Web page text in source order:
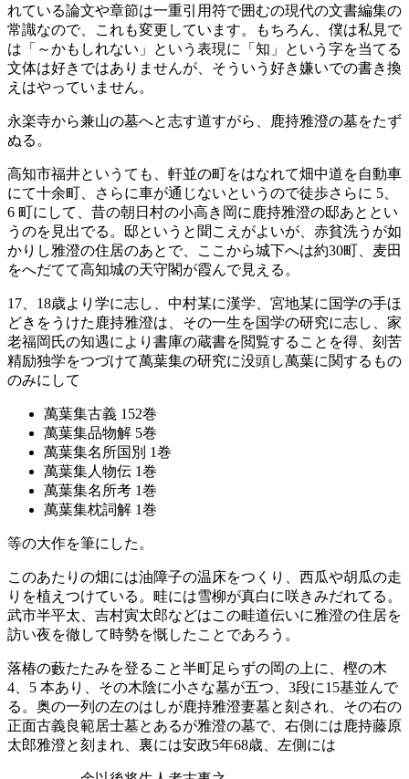
れている論文や章節は一重引用符で囲むの現代の文書編集の
常識なので、これも変更しています。もちろん、僕は私見で
は「～かもしれない」という表現に「知」という字を当てる
文体は好きではありませんが、そういう好き嫌いでの書き換
えはやっていません。
永楽寺から兼山の墓へと志す道すがら、鹿持雅澄の墓をたず
ぬる。
高知市福井というても、軒並の町をはなれて畑中道を自動車
にて十余町、さらに車が通じないというので徒歩さらに 5、
6 町にして、昔の朝日村の小高き岡に鹿持雅澄の邸あととい
うのを見出でる。邸というと聞こえがよいが、赤貧洗うが如
かりし雅澄の住居のあとで、ここから城下へは約30町、麦田
をへだてて高知城の天守閣が霞んで見える。
17、18歳より学に志し、中村某に漢学、宮地某に国学の手ほ
どきをうけた鹿持雅澄は、その一生を国学の研究に志し、家
老福岡氏の知遇により書庫の蔵書を閲覧することを得、刻苦
精励独学をつづけて萬葉集の研究に没頭し萬葉に関するもの
のみにして
萬葉集古義 152巻
萬葉集品物解 5巻
萬葉集名所国別 1巻
萬葉集人物伝 1巻
萬葉集名所考 1巻
萬葉集枕詞解 1巻
等の大作を筆にした。
このあたりの畑には油障子の温床をつくり、西瓜や胡瓜の走
りを植えつけている。畦には雪柳が真白に咲きみだれてる。
武市半平太、吉村寅太郎などはこの畦道伝いに雅澄の住居を
訪い夜を徹して時勢を慨したことであろう。
落椿の藪たたみを登ること半町足らずの岡の上に、樫の木
4、5 本あり、その木陰に小さな墓が五つ、3段に15基並んで
る。奥の一列の左のはしが鹿持雅澄妻墓と刻され、その右の
正面古義良範居士墓とあるが雅澄の墓で、右側には鹿持藤原
太郎雅澄と刻まれ、裏には安政5年68歳、左側には